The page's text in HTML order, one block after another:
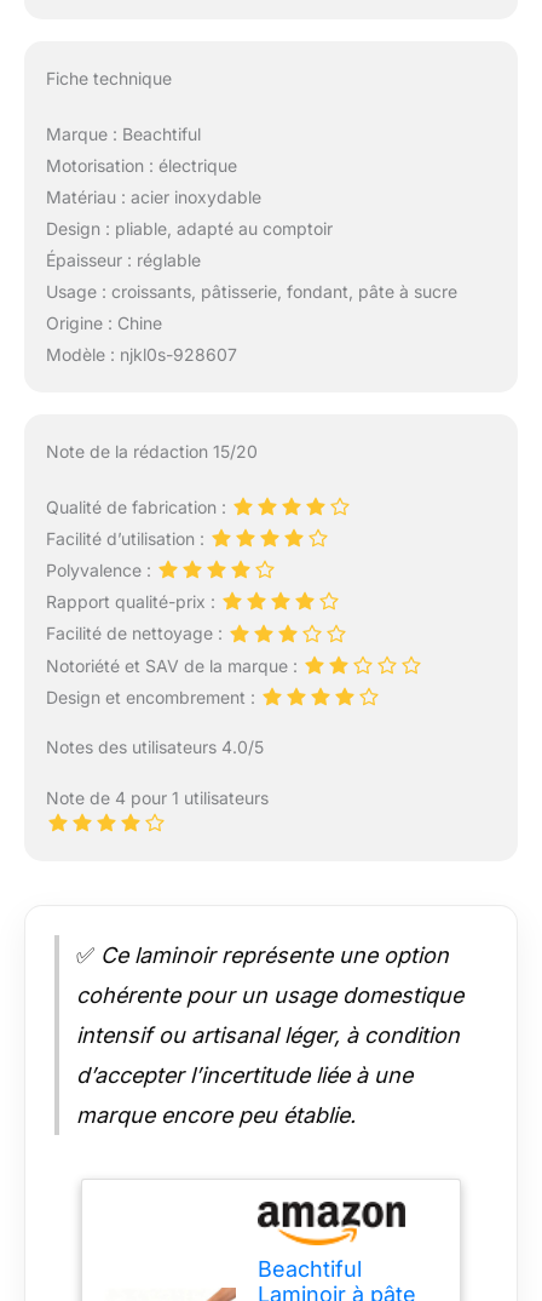
Fiche technique
Marque : Beachtiful
Motorisation : électrique
Matériau : acier inoxydable
Design : pliable, adapté au comptoir
Épaisseur : réglable
Usage : croissants, pâtisserie, fondant, pâte à sucre
Origine : Chine
Modèle : njkl0s-928607
Note de la rédaction 15/20
Qualité de fabrication :
Facilité d’utilisation :
Polyvalence :
Rapport qualité-prix :
Facilité de nettoyage :
Notoriété et SAV de la marque :
Design et encombrement :
Notes des utilisateurs 4.0/5
Note de 4 pour 1 utilisateurs
✅ Ce laminoir représente une option
cohérente pour un usage domestique
intensif ou artisanal léger, à condition
d’accepter l’incertitude liée à une
marque encore peu établie.
Beachtiful
Laminoir à pâte